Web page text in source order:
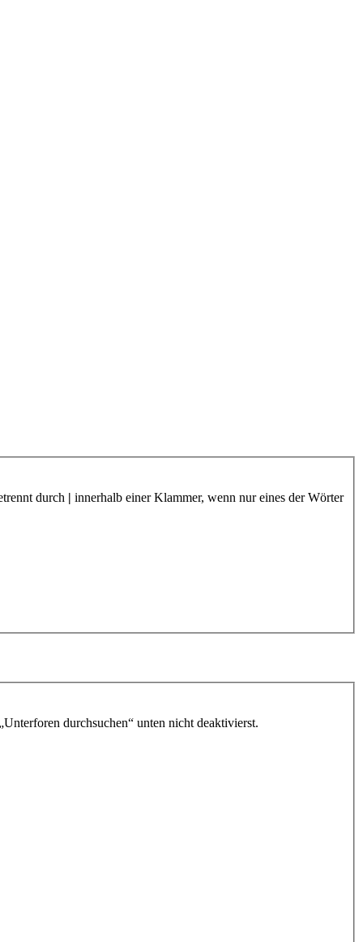
durch | innerhalb einer Klammer, wenn nur eines der Wörter
durchsuchen“ unten nicht deaktivierst.